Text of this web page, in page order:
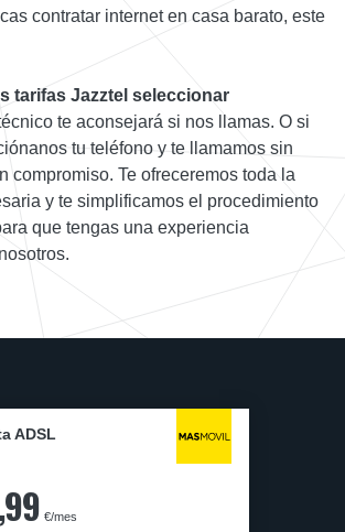
contratar internet en casa barato, este
tarifas Jazztel seleccionar
te aconsejará si nos llamas. O si
tu teléfono y te llamamos sin
compromiso. Te ofreceremos toda la
y te simplificamos el procedimiento
que tengas una experiencia
ADSL
€/mes